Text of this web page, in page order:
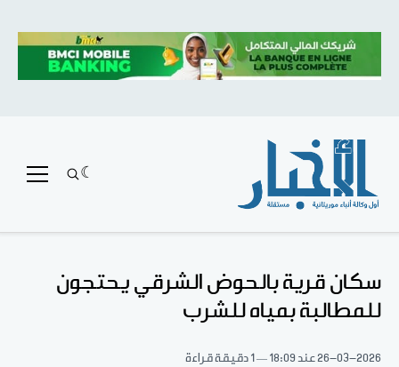
سكان قرية بالحوض الشرقي يحتجون
للمطالبة بمياه للشرب
26-03-2026عند 18:09 1 دقيقة قراءة